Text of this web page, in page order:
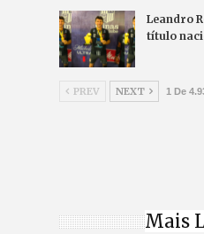
Leandro
título
PREV NEXT 1 De
Mais